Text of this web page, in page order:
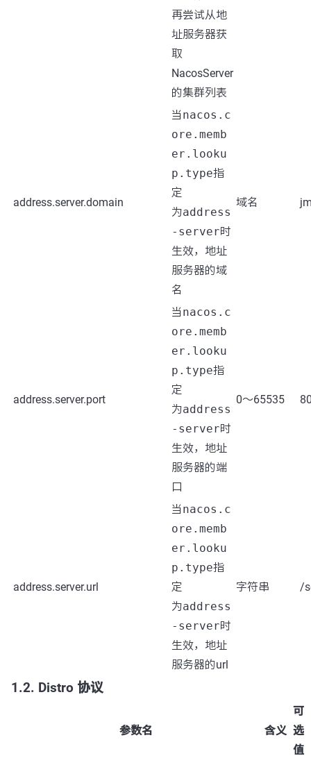
再尝试从地
址服务器获
取
NacosServer
的集群列表
address.server.domain
当nacos.c
ore.memb
er.looku
p.type指
定
为address
-server时
生效，地址
服务器的域
名
域名
address.server.port
当nacos.c
ore.memb
er.looku
p.type指
定
为address
-server时
生效，地址
服务器的端
口
0～65535
address.server.url
当nacos.c
ore.memb
er.looku
p.type指
定
为address
-server时
生效，地址
服务器的url
字符串 /
1.2. Distro 协议
参数名 含义
可
选
值